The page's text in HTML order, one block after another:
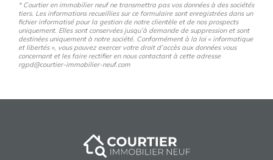
* Courtier en immobilier neuf ne transmettra pas vos données à des sociétés
tiers. Les informations recueillies sur ce formulaire sont enregistrées dans un
fichier informatisé pour la gestion de notre clientèle et de nos prospects
uniquement. Elles sont conservées jusqu’à demande de suppression et sont
destinées uniquement à notre société. Conformément à la loi « informatique
et libertés », vous pouvez exercer votre droit d’accès aux données vous
concernant et les faire rectifier en nous contactant à cette adresse
rgpd@courtier-immobilier-neuf.com